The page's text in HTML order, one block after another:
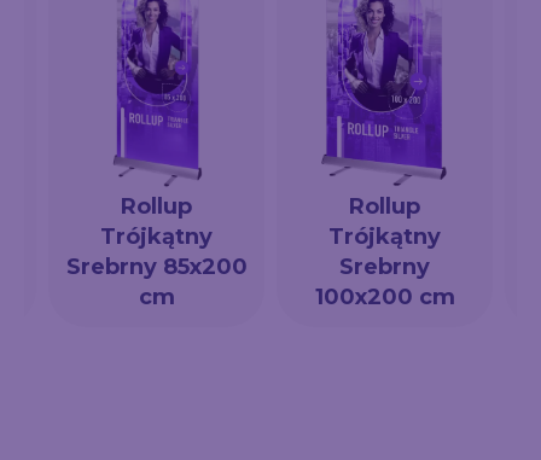
Rollup
Trójkątny
Srebrny 85x200
cm
Rollup
Trójkątny
Srebrny
100x200 cm